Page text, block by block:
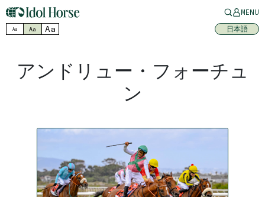
MENU
Aa Aa Aa 日本語
アンドリュー・フォーチュ
ン